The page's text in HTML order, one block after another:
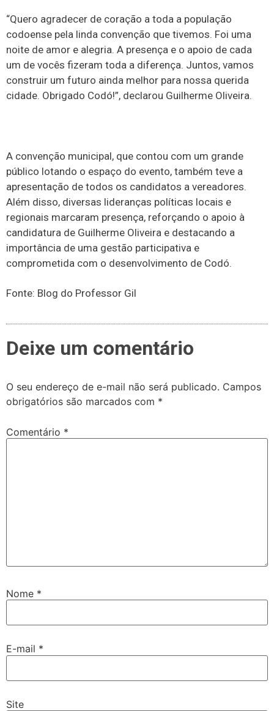
“Quero agradecer de coração a toda a população
codoense pela linda convenção que tivemos. Foi uma
noite de amor e alegria. A presença e o apoio de cada
um de vocês fizeram toda a diferença. Juntos, vamos
construir um futuro ainda melhor para nossa querida
cidade. Obrigado Codó!”, declarou Guilherme Oliveira.
A convenção municipal, que contou com um grande
público lotando o espaço do evento, também teve a
apresentação de todos os candidatos a vereadores.
Além disso, diversas lideranças políticas locais e
regionais marcaram presença, reforçando o apoio à
candidatura de Guilherme Oliveira e destacando a
importância de uma gestão participativa e
comprometida com o desenvolvimento de Codó.
Fonte: Blog do Professor Gil
Deixe um comentário
O seu endereço de e-mail não será publicado. Campos
obrigatórios são marcados com *
Comentário *
Nome *
E-mail *
Site